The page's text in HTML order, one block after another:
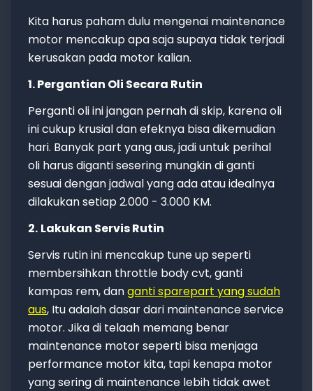
Kita harus paham dulu mengenai maintenance
motor mencakup apa saja supaya tidak terjadi
kerusakan pada motor kalian.
1. Pergantian Oli Secara Rutin
Perganti oli ini jangan pernah di skip, karena oli
ini cukup krusial dan efeknya bisa dikemudian
hari. Banyak part yang aus, jadi untuk perihal
oli harus diganti sesering mungkin di ganti
sesuai dengan jadwal yang ada atau idealnya
dilakukan setiap 2.000 - 3.000 KM.
2. Lakukan Servis Rutin
Servis rutin ini mencakup tune up seperti
membersihkan throttle body cvt, ganti
kampas rem, danganti sparepart yang sudah
aus, Itu adalah dasar dari maintenance service
motor. Jika di telaah memang benar
maintenance motor seperti bisa menjaga
performance motor kita, tapi kenapa motor
yang sering di maintenance lebih tidak awet